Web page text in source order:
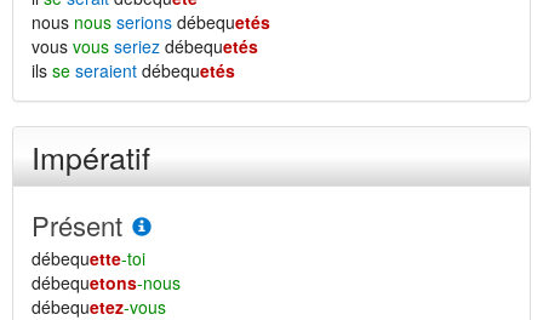
nous nous serions débequetés
vous vous seriez débequetés
ils se seraient débequetés
Impératif
Présent
débequette-toi
débequetons-nous
débequetez-vous